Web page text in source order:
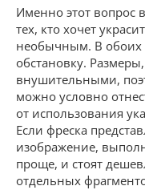
Именно этот вопрос
тех, кто хочет
необычным. В обоих
обстановку.
внушительными,
можно условно
от использования
Если фреска
изображение,
проще, и стоят
отдельных